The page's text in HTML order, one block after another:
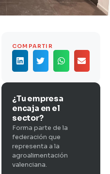
COMPARTIR
¿Tu empresa
encaja en el
sector?
Forma parte de la
federación que
representa a la
agroalimentación
valenciana.